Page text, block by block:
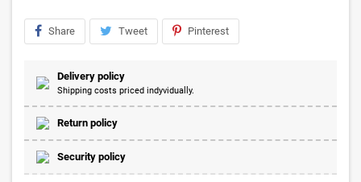
Share Tweet Pinterest
Delivery policy
Shipping costs priced indyvidually.
Return policy
Security policy